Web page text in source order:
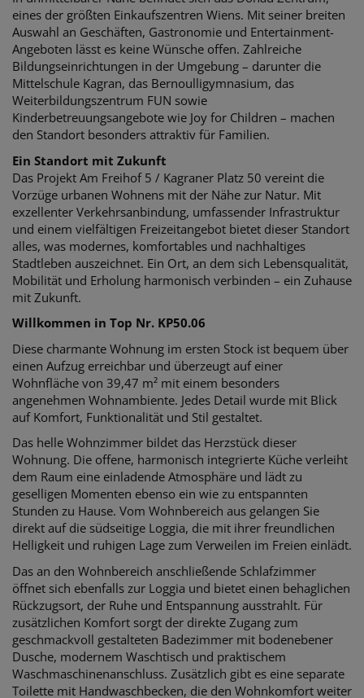
eines der größten Einkaufszentren Wiens. Mit seiner breiten
Auswahl an Geschäften, Gastronomie und Entertainment-
Angeboten lässt es keine Wünsche offen. Zahlreiche
Bildungseinrichtungen in der Umgebung – darunter die
Mittelschule Kagran, das Bernoulligymnasium, das
Weiterbildungszentrum FUN sowie
Kinderbetreuungsangebote wie Joy for Children – machen
den Standort besonders attraktiv für Familien.
Ein Standort mit Zukunft
Das Projekt Am Freihof 5 / Kagraner Platz 50 vereint die
Vorzüge urbanen Wohnens mit der Nähe zur Natur. Mit
exzellenter Verkehrsanbindung, umfassender Infrastruktur
und einem vielfältigen Freizeitangebot bietet dieser Standort
alles, was modernes, komfortables und nachhaltiges
Stadtleben auszeichnet. Ein Ort, an dem sich Lebensqualität,
Mobilität und Erholung harmonisch verbinden – ein Zuhause
mit Zukunft.
Willkommen in Top Nr. KP50.06
Diese charmante Wohnung im ersten Stock ist bequem über
einen Aufzug erreichbar und überzeugt auf einer
Wohnfläche von 39,47 m² mit einem besonders
angenehmen Wohnambiente. Jedes Detail wurde mit Blick
auf Komfort, Funktionalität und Stil gestaltet.
Das helle Wohnzimmer bildet das Herzstück dieser
Wohnung. Die offene, harmonisch integrierte Küche verleiht
dem Raum eine einladende Atmosphäre und lädt zu
geselligen Momenten ebenso ein wie zu entspannten
Stunden zu Hause. Vom Wohnbereich aus gelangen Sie
direkt auf die südseitige Loggia, die mit ihrer freundlichen
Helligkeit und ruhigen Lage zum Verweilen im Freien einlädt.
Das an den Wohnbereich anschließende Schlafzimmer
öffnet sich ebenfalls zur Loggia und bietet einen behaglichen
Rückzugsort, der Ruhe und Entspannung ausstrahlt. Für
zusätzlichen Komfort sorgt der direkte Zugang zum
geschmackvoll gestalteten Badezimmer mit bodenebener
Dusche, modernem Waschtisch und praktischem
Waschmaschinenanschluss. Zusätzlich gibt es eine separate
Toilette mit Handwaschbecken, die den Wohnkomfort weiter